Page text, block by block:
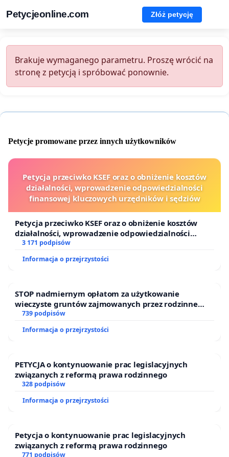
Petycjeonline.com Złóż petycję
Brakuje wymaganego parametru. Proszę wrócić na
stronę z petycją i spróbować ponownie.
Petycje promowane przez innych użytkowników
Petycja przeciwko KSEF oraz o obniżenie kosztów
działalności, wprowadzenie odpowiedzialności
finansowej kluczowych urzędników i sędziów
Petycja przeciwko KSEF oraz o obniżenie kosztów
działalności, wprowadzenie odpowiedzialności
finansowej kluczowych urzędników i sędziów
3 171 podpisów
Informacja o przejrzystości
STOP nadmiernym opłatom za użytkowanie
wieczyste gruntów zajmowanych przez rodzinne
ogrody działkowe.
739 podpisów
Informacja o przejrzystości
PETYCJA o kontynuowanie prac legislacyjnych
związanych z reformą prawa rodzinnego
328 podpisów
Informacja o przejrzystości
Petycja o kontynuowanie prac legislacyjnych
związanych z reformą prawa rodzinnego
771 podpisów